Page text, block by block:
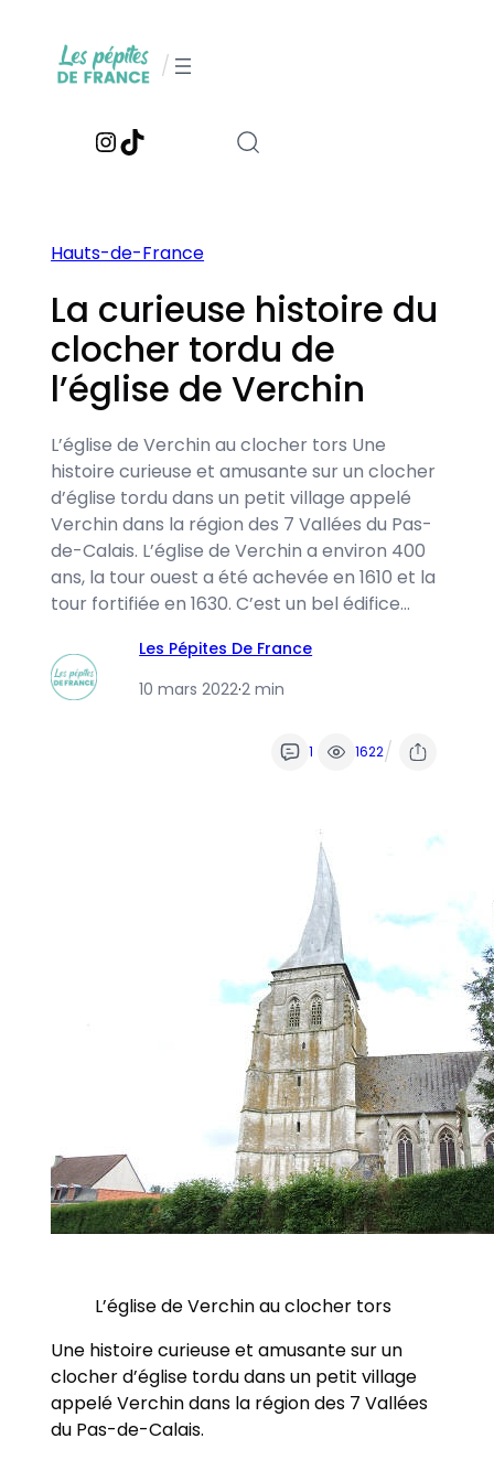
contenu
/
Instagram
TikTok
Hauts-de-France
La curieuse histoire du
clocher tordu de
l’église de Verchin
L’église de Verchin au clocher tors Une
histoire curieuse et amusante sur un clocher
d’église tordu dans un petit village appelé
Verchin dans la région des 7 Vallées du Pas-
de-Calais. L’église de Verchin a environ 400
ans, la tour ouest a été achevée en 1610 et la
tour fortifiée en 1630. C’est un bel édifice…
Les Pépites De France
10 mars 2022·2 min
1 1622/
L’église de Verchin au clocher tors
Une histoire curieuse et amusante sur un
clocher d’église tordu dans un petit village
appelé Verchin dans la région des 7 Vallées
du Pas-de-Calais.